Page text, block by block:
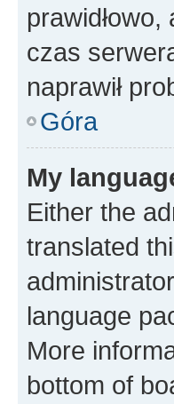
czas
naprawił
Góra
My
Either the
translated
language
More
bottom of